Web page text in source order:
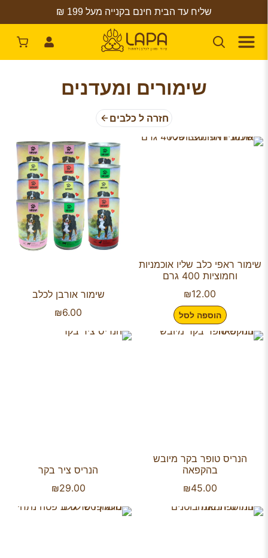
שליח עד הבית חינם בקנייה מעל 199 ₪
שימורים ומעדנים
חזרה ל כלבים
שימור ראפי כלב שליו אוכמניות
וחמוציות 400 גרם
₪12.00
הוספה לסל
שימור אורבן לכלב
₪6.00
הנריס טופר בקר מיובש
בהקפאה
₪45.00
הנריס ציר בקר
₪29.00